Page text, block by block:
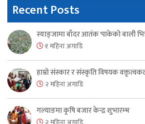
Recent Posts
स्याङ्जामा बाँदर आतंक ‘पाकेको बाली
१ महिना अगाडि
हाम्रो संस्कार र संस्कृति विषयक
२ महिना अगाडि
गल्याङमा कृषि बजार केन्द्र शुभारम्भ